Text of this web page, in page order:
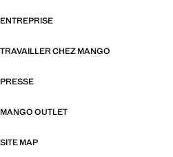
ENTREPRISE
TRAVAILLER CHEZ MANGO
PRESSE
MANGO OUTLET
SITE MAP